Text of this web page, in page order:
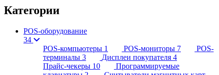
Категории
POS-оборудование
34
POS-компьютеры 1 POS-мониторы 7
POS-
терминалы 3 Дисплеи покупателя 4
Прайс-чекеры 10
Программируемые